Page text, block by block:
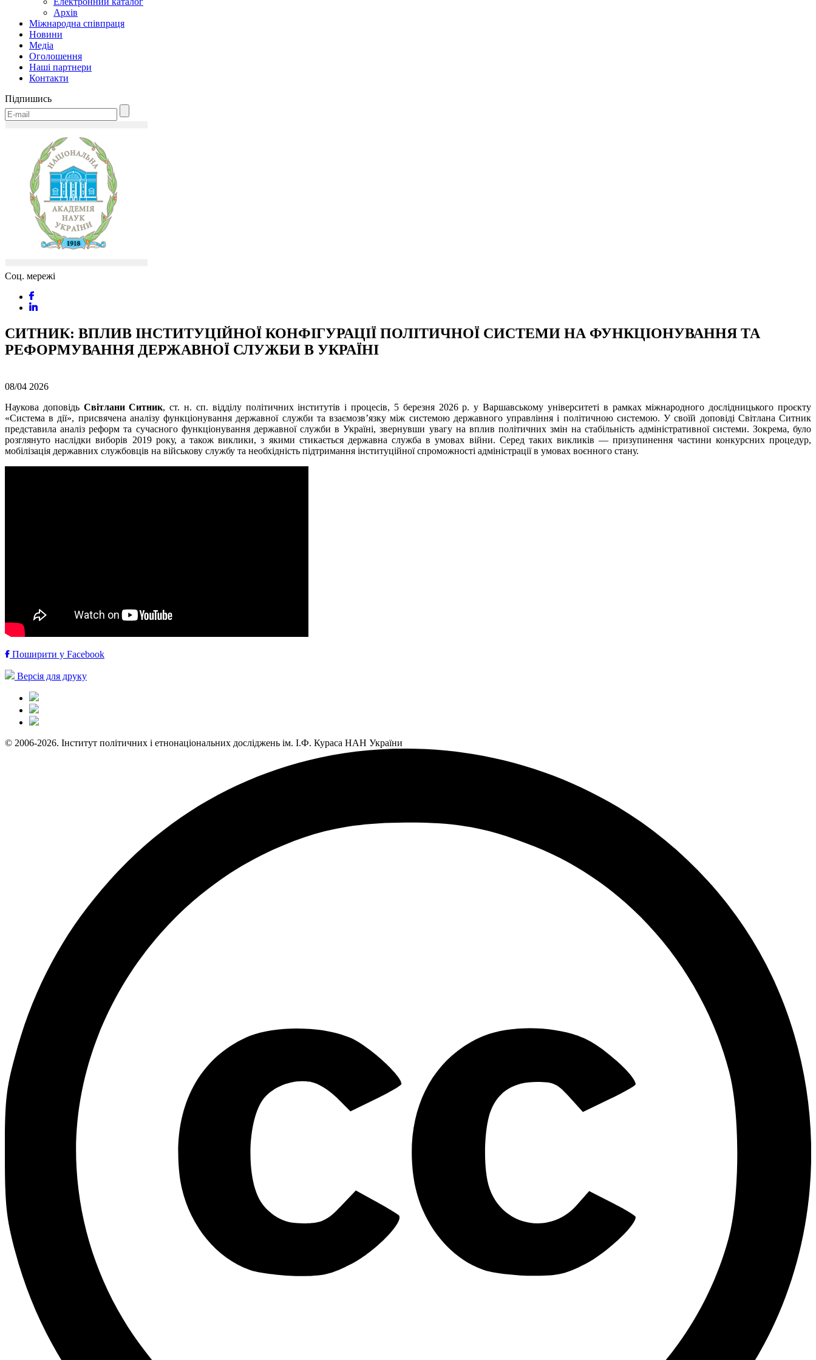
Архів
Міжнародна співпраця
Новини
Медіa
Оголошення
Наші партнери
Контакти
Підпишись
Соц. мережі
СИТНИК: ВПЛИВ ІНСТИТУЦІЙНОЇ КОНФІГУРАЦІЇ ПОЛІТИЧНОЇ СИСТЕМИ НА ФУНКЦІОНУВАННЯ ТА
РЕФОРМУВАННЯ ДЕРЖАВНОЇ СЛУЖБИ В УКРАЇНІ
08/04 2026
Наукова доповідь Світлани Ситник, ст. н. сп. відділу політичних інститутів і процесів, 5 березня 2026 р. у Варшавському університеті в рамках міжнародного дослідницького проєкту
«Система в дії», присвячена аналізу функціонування державної служби та взаємозв’язку між системою державного управління і політичною системою. У своїй доповіді Світлана Ситник
представила аналіз реформ та сучасного функціонування державної служби в Україні, звернувши увагу на вплив політичних змін на стабільність адміністративної системи. Зокрема, було
розглянуто наслідки виборів 2019 року, а також виклики, з якими стикається державна служба в умовах війни. Серед таких викликів — призупинення частини конкурсних процедур,
мобілізація державних службовців на військову службу та необхідність підтримання інституційної спроможності адміністрації в умовах воєнного стану.
Поширити у Facebook
Версія для друку
© 2006-2026. Інститут політичних і етнонаціональних досліджень ім. І.Ф. Кураса НАН України